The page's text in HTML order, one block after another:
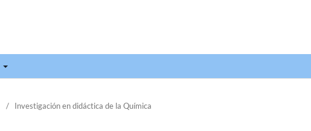
/ Investigación en didáctica de la Química